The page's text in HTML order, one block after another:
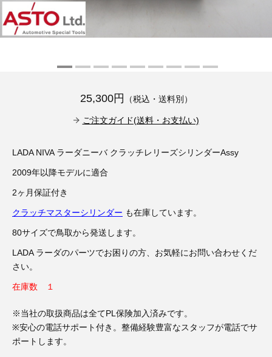
その他（20）
スウェーデン車（20）
ホイールロック取り外しツール（6）
ライト関連（6）
25,300円 （税込・送料別）
ご注文ガイド(送料・お支払い)
LADA NIVA ラーダニーバ クラッチレリーズシリンダーAssy
2009年以降モデルに適合
2ヶ月保証付き
クラッチマスターシリンダー も在庫しています。
80サイズで鳥取から発送します。
LADA ラーダのパーツでお困りの方、お気軽にお問い合わせくだ
さい。
在庫数 １
※当社の取扱商品は全てPL保険加入済みです。
※安心の電話サポート付き。整備経験豊富なスタッフが電話でサ
ポートします。